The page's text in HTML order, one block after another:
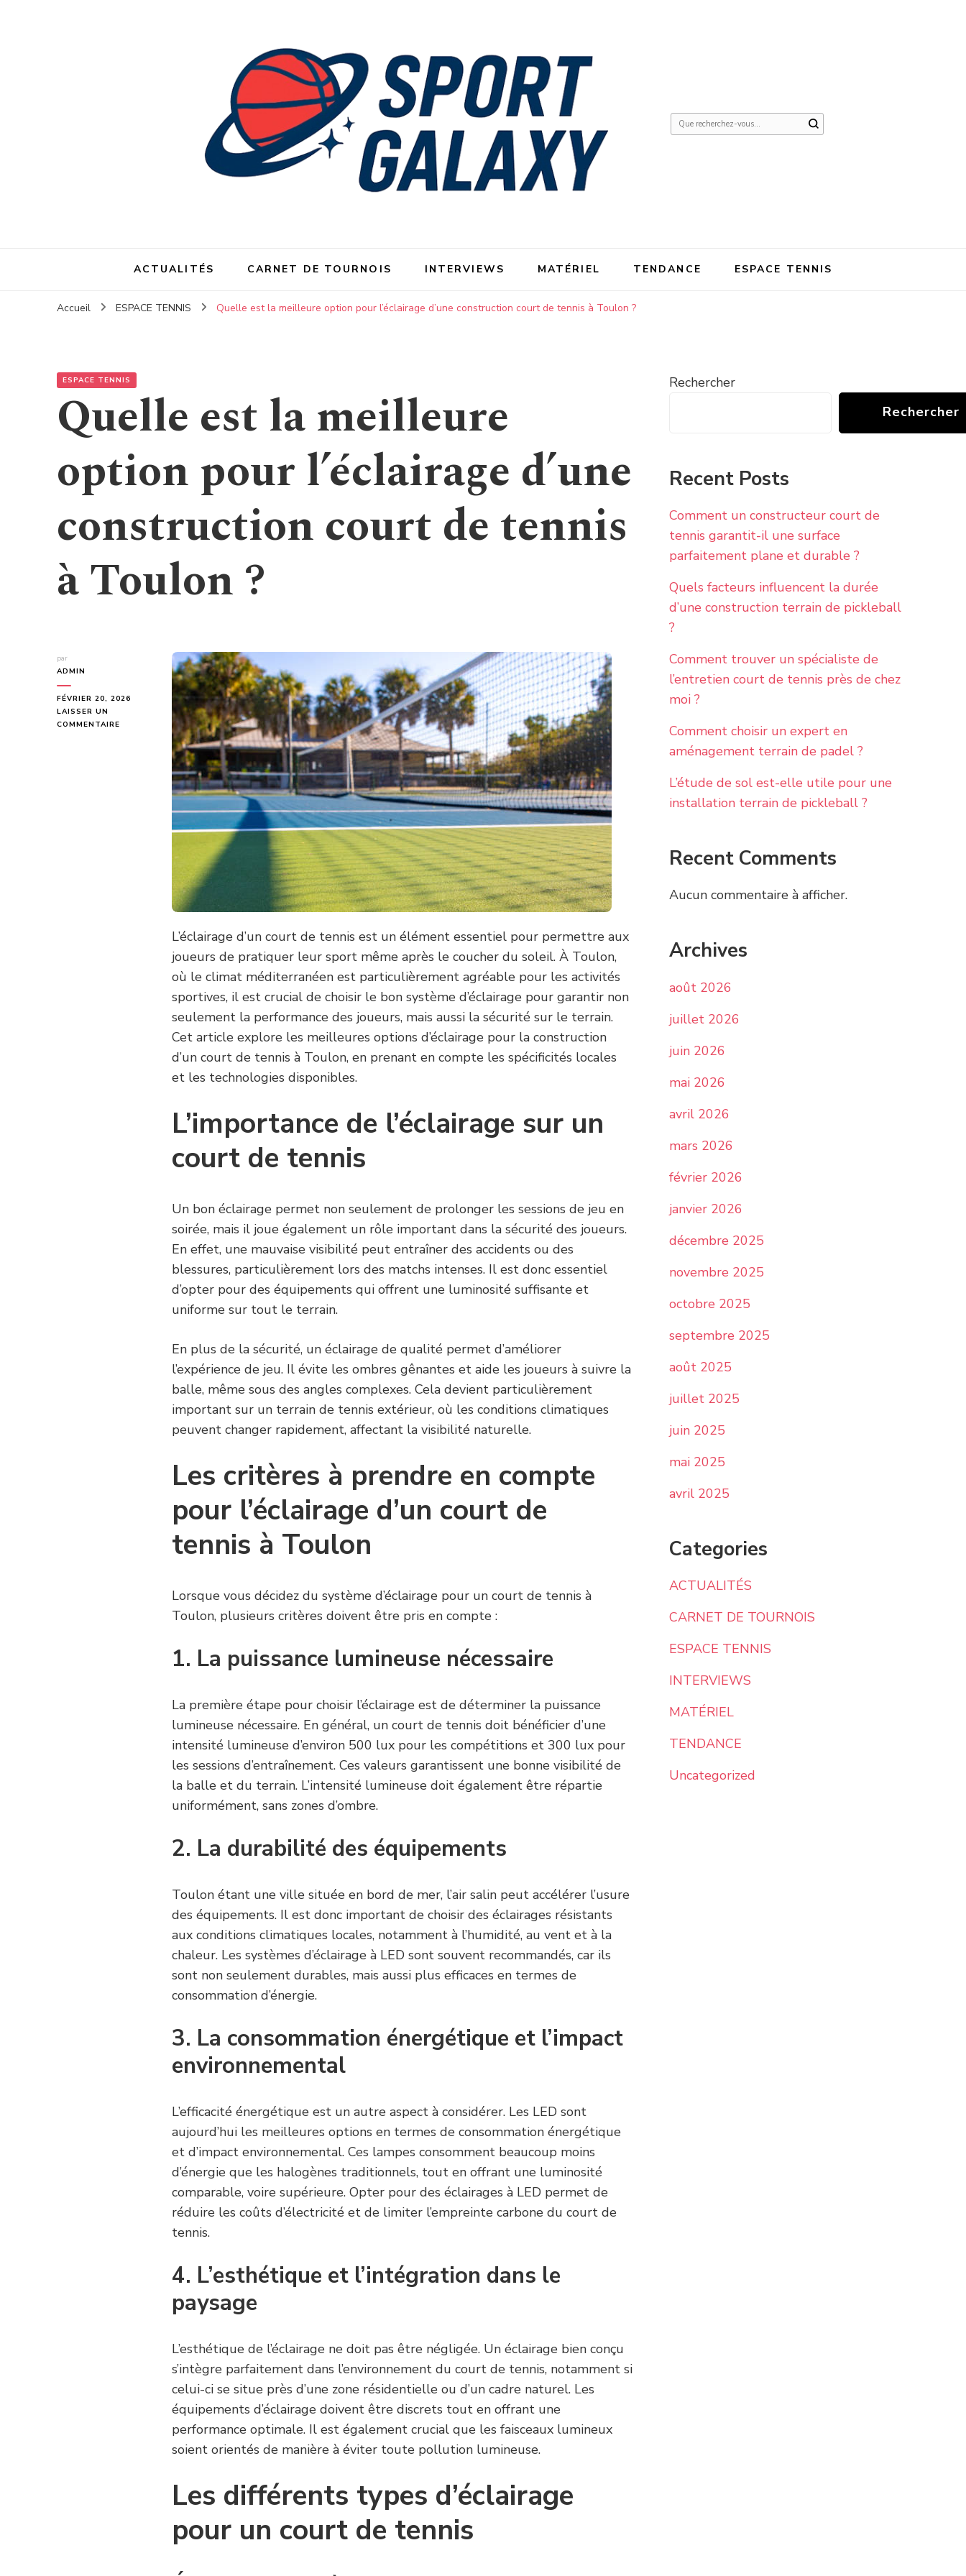
Vous
ACTUALITÉS CARNET DE TOURNOIS INTERVIEWS MATÉRIEL TENDANCE ESPACE TENNIS
Accueil ESPACE TENNIS Quelle est la meilleure option pour l’éclairage d’une construction court de tennis à Toulon ?
ESPACE TENNIS
Quelle est la meilleure
option pour l’éclairage d’une
construction court de tennis
à Toulon ?
par
ADMIN
FÉVRIER 20, 2026
LAISSER UN
COMMENTAIRE
L’ÉCLAIRAGE
L’éclairage d’un court de tennis est un élément essentiel pour permettre aux
joueurs de pratiquer leur sport même après le coucher du soleil. À Toulon,
où le climat méditerranéen est particulièrement agréable pour les activités
sportives, il est crucial de choisir le bon système d’éclairage pour garantir non
seulement la performance des joueurs, mais aussi la sécurité sur le terrain.
Cet article explore les meilleures options d’éclairage pour la construction
d’un court de tennis à Toulon, en prenant en compte les spécificités locales
et les technologies disponibles.
L’importance de l’éclairage sur un
court de tennis
Un bon éclairage permet non seulement de prolonger les sessions de jeu en
soirée, mais il joue également un rôle important dans la sécurité des joueurs.
En effet, une mauvaise visibilité peut entraîner des accidents ou des
blessures, particulièrement lors des matchs intenses. Il est donc essentiel
d’opter pour des équipements qui offrent une luminosité suffisante et
uniforme sur tout le terrain.
En plus de la sécurité, un éclairage de qualité permet d’améliorer
l’expérience de jeu. Il évite les ombres gênantes et aide les joueurs à suivre la
balle, même sous des angles complexes. Cela devient particulièrement
important sur un terrain de tennis extérieur, où les conditions climatiques
peuvent changer rapidement, affectant la visibilité naturelle.
Les critères à prendre en compte
pour l’éclairage d’un court de
tennis à Toulon
Lorsque vous décidez du système d’éclairage pour un court de tennis à
Toulon, plusieurs critères doivent être pris en compte :
1. La puissance lumineuse nécessaire
La première étape pour choisir l’éclairage est de déterminer la puissance
lumineuse nécessaire. En général, un court de tennis doit bénéficier d’une
intensité lumineuse d’environ 500 lux pour les compétitions et 300 lux pour
les sessions d’entraînement. Ces valeurs garantissent une bonne visibilité de
la balle et du terrain. L’intensité lumineuse doit également être répartie
uniformément, sans zones d’ombre.
2. La durabilité des équipements
Toulon étant une ville située en bord de mer, l’air salin peut accélérer l’usure
des équipements. Il est donc important de choisir des éclairages résistants
aux conditions climatiques locales, notamment à l’humidité, au vent et à la
chaleur. Les systèmes d’éclairage à LED sont souvent recommandés, car ils
sont non seulement durables, mais aussi plus efficaces en termes de
consommation d’énergie.
3. La consommation énergétique et l’impact
environnemental
L’efficacité énergétique est un autre aspect à considérer. Les LED sont
aujourd’hui les meilleures options en termes de consommation énergétique
et d’impact environnemental. Ces lampes consomment beaucoup moins
d’énergie que les halogènes traditionnels, tout en offrant une luminosité
comparable, voire supérieure. Opter pour des éclairages à LED permet de
réduire les coûts d’électricité et de limiter l’empreinte carbone du court de
tennis.
4. L’esthétique et l’intégration dans le
paysage
L’esthétique de l’éclairage ne doit pas être négligée. Un éclairage bien conçu
s’intègre parfaitement dans l’environnement du court de tennis, notamment si
celui-ci se situe près d’une zone résidentielle ou d’un cadre naturel. Les
équipements d’éclairage doivent être discrets tout en offrant une
performance optimale. Il est également crucial que les faisceaux lumineux
soient orientés de manière à éviter toute pollution lumineuse.
Les différents types d’éclairage
pour un court de tennis
Rechercher
Rechercher
Recent Posts
Comment un constructeur court de
tennis garantit-il une surface
parfaitement plane et durable ?
Quels facteurs influencent la durée
d’une construction terrain de pickleball
?
Comment trouver un spécialiste de
l’entretien court de tennis près de chez
moi ?
Comment choisir un expert en
aménagement terrain de padel ?
L’étude de sol est-elle utile pour une
installation terrain de pickleball ?
Recent Comments
Aucun commentaire à afficher.
Archives
août 2026
juillet 2026
juin 2026
mai 2026
avril 2026
mars 2026
février 2026
janvier 2026
décembre 2025
novembre 2025
octobre 2025
septembre 2025
août 2025
juillet 2025
juin 2025
mai 2025
avril 2025
Categories
ACTUALITÉS
CARNET DE TOURNOIS
ESPACE TENNIS
INTERVIEWS
MATÉRIEL
TENDANCE
Uncategorized